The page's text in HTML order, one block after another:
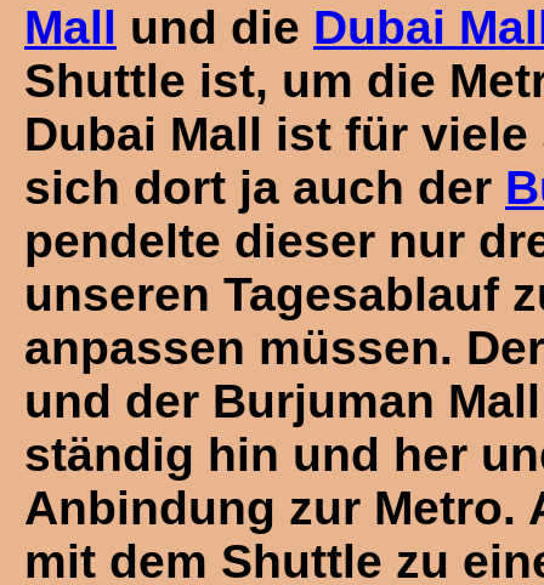
Mall und die Dubai
Shuttle ist, um die
Dubai Mall ist für
sich dort ja auch der
pendelte dieser nur
unseren Tagesablauf
anpassen müssen.
und der Burjuman
ständig hin und her
Anbindung zur Metro.
mit dem Shuttle zu